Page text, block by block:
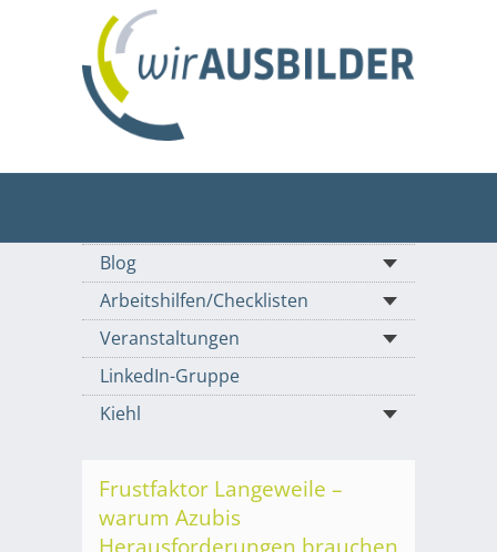
Blog
Arbeitshilfen/Checklisten
Veranstaltungen
LinkedIn-Gruppe
Kiehl
Frustfaktor Langeweile –
warum Azubis